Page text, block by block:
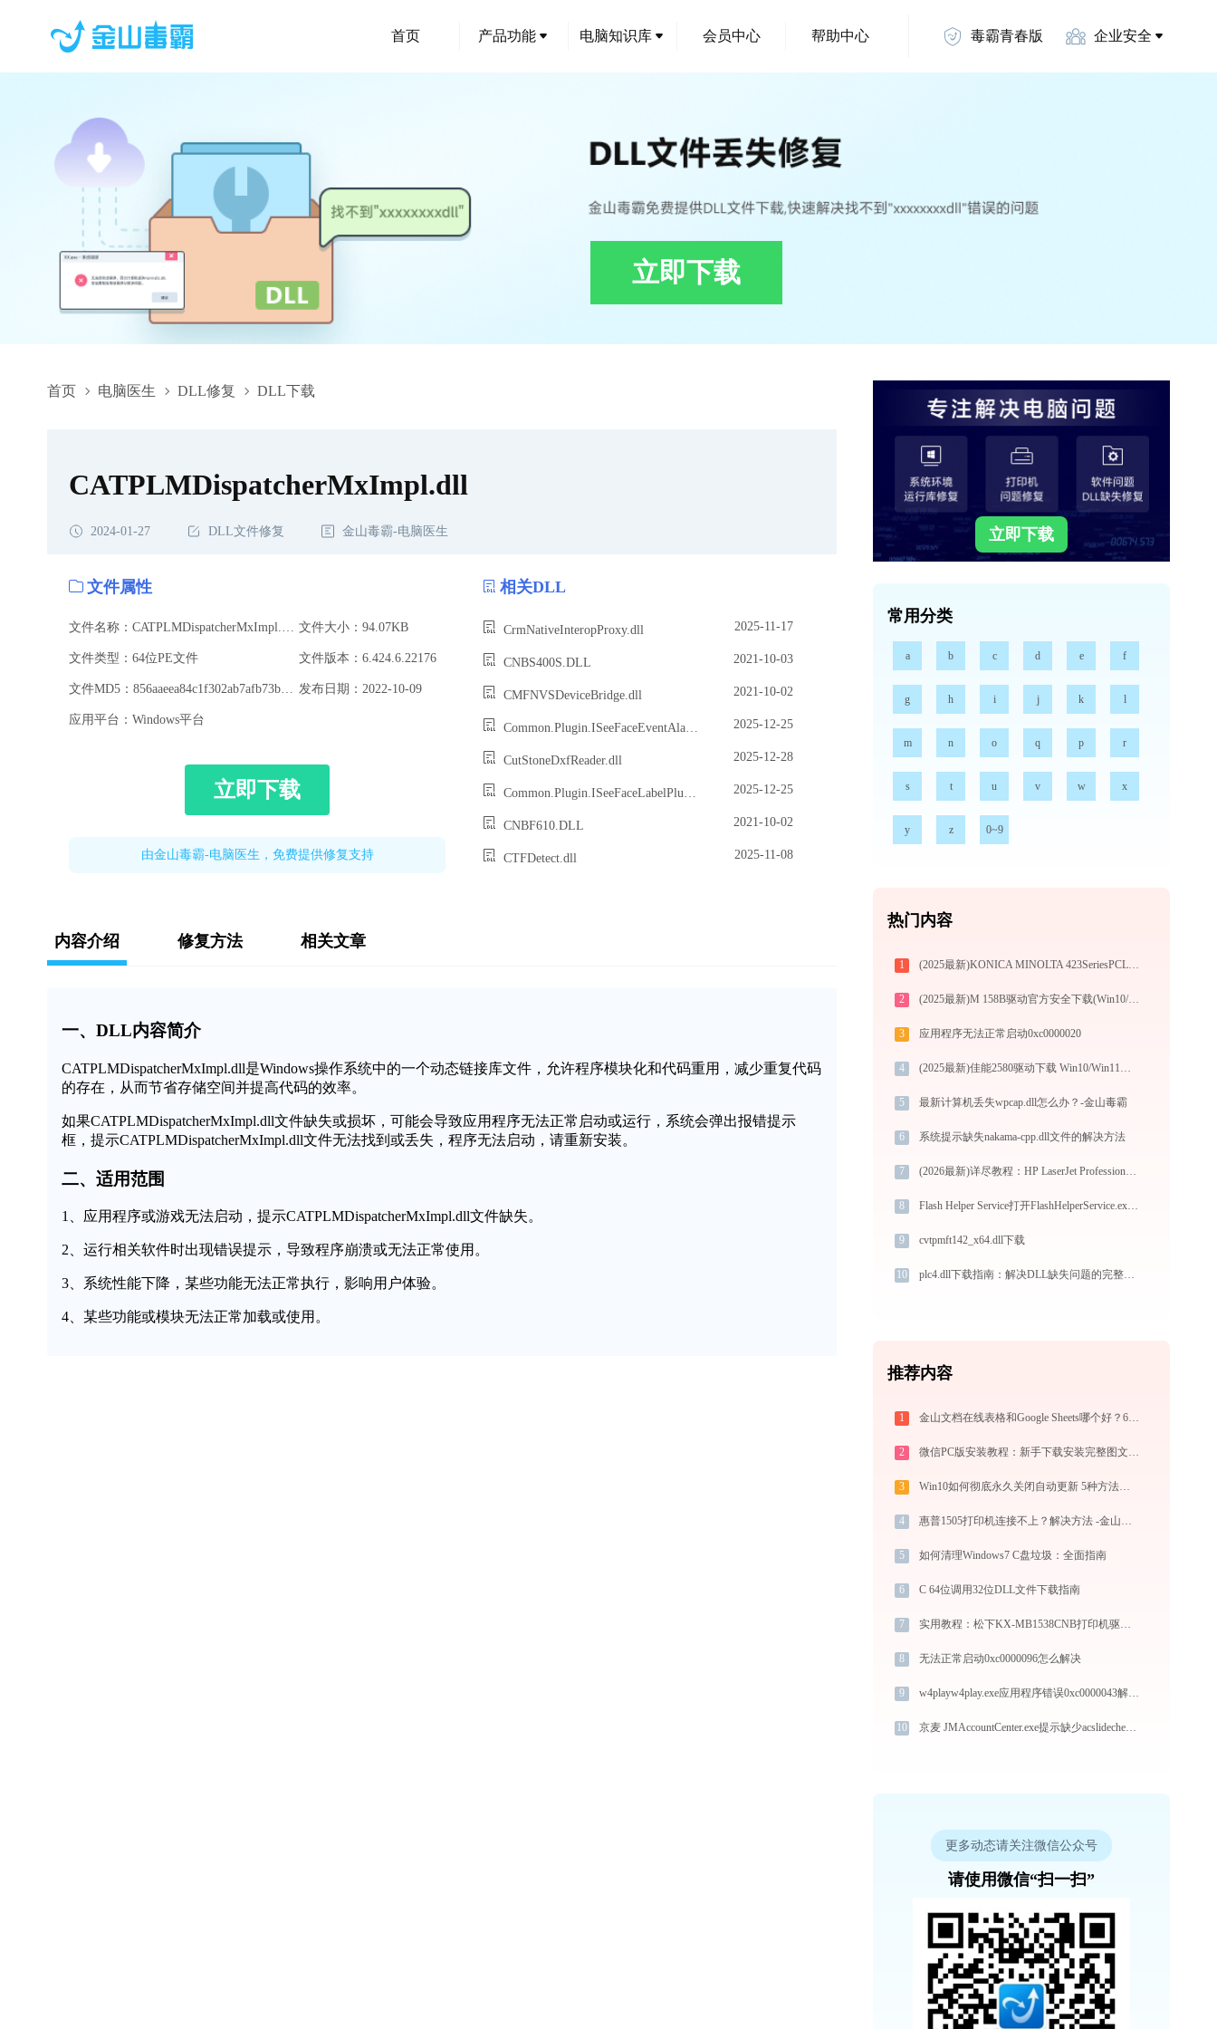
首页 产品功能 电脑知识库 会员中心 帮助中心 毒霸青春版 企业安全
立即下载
首页 电脑医生 DLL修复 DLL下载
CATPLMDispatcherMxImpl.dll,CATPLMDispatcherMxImpl.dll下载,CATPLMDispatcherMxImpl.dll修复
CATPLMDispatcherMxImpl.dll
2024-01-27 DLL文件修复 金山毒霸-电脑医生
文件属性
文件大小：94.07KB
文件类型：64位PE文件 文件版本：6.424.6.22176
发布日期：2022-10-09
应用平台：Windows平台
立即下载
由金山毒霸-电脑医生，免费提供修复支持
相关DLL
CrmNativeInteropProxy.dll 2025-11-17
CNBS400S.DLL 2021-10-03
CMFNVSDeviceBridge.dll 2021-10-02
Common.Plugin.ISeeFaceEventAlarmDetailPlugin.dll 2025-12-25
CutStoneDxfReader.dll 2025-12-28
Common.Plugin.ISeeFaceLabelPlugin.dll 2025-12-25
CNBF610.DLL 2021-10-02
CTFDetect.dll 2025-11-08
内容介绍 修复方法 相关文章
一、DLL内容简介
CATPLMDispatcherMxImpl.dll是Windows操作系统中的一个动态链接库文件，允许程序模块化和代码重用，减少重复代码
的存在，从而节省存储空间并提高代码的效率。
如果CATPLMDispatcherMxImpl.dll文件缺失或损坏，可能会导致应用程序无法正常启动或运行，系统会弹出报错提示
框，提示CATPLMDispatcherMxImpl.dll文件无法找到或丢失，程序无法启动，请重新安装。
二、适用范围
1、应用程序或游戏无法启动，提示CATPLMDispatcherMxImpl.dll文件缺失。
2、运行相关软件时出现错误提示，导致程序崩溃或无法正常使用。
3、系统性能下降，某些功能无法正常执行，影响用户体验。
4、某些功能或模块无法正常加载或使用。
立即下载
常用分类
a b c d e f
g h i j k l
m n o q p r
s t u v w x
y z 0~9
热门内容
1 (2025最新)KONICA MINOLTA 423SeriesPCL驱动下载(官方Win10/Win11)
2 (2025最新)M 158B驱动官方安全下载(Win10/Win11)图文安装教程
3 应用程序无法正常启动0xc0000020
4 (2025最新)佳能2580驱动下载 Win10/Win11兼容 图文安装教程
5 最新计算机丢失wpcap.dll怎么办？-金山毒霸
6 系统提示缺失nakama-cpp.dll文件的解决方法
7 (2026最新)详尽教程：HP LaserJet Professional M1214nfh MFP打印机驱动的正确下载与安装方式
8 Flash Helper Service打开FlashHelperService.exe提示0xc000001d错误码怎么办
9 cvtpmft142_x64.dll下载
10 plc4.dll下载指南：解决DLL缺失问题的完整方案
推荐内容
1 金山文档在线表格和Google Sheets哪个好？6维度对比
2 微信PC版安装教程：新手下载安装完整图文步骤
3 Win10如何彻底永久关闭自动更新 5种方法教你永久关闭win10自动更新
4 惠普1505打印机连接不上？解决方法 -金山毒霸
5 如何清理Windows7 C盘垃圾：全面指南
6 C 64位调用32位DLL文件下载指南
7 实用教程：松下KX-MB1538CNB打印机驱动的下载与安装技巧
8 无法正常启动0xc0000096怎么解决
9 w4playw4play.exe应用程序错误0xc0000043解决方法
10 京麦 JMAccountCenter.exe提示缺少acslidecheckmodule.dll文件的解决办法
更多动态请关注微信公众号
请使用微信“扫一扫”